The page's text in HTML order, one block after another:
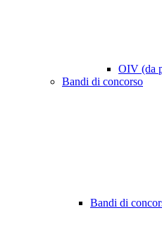
OIV (da
Bandi di concorso
Bandi di